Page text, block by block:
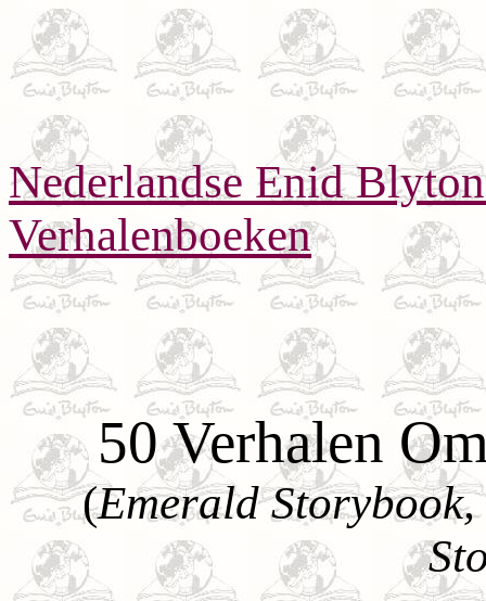
Nederlandse Enid
Verhalenboeken
50 Verhalen
(Emerald